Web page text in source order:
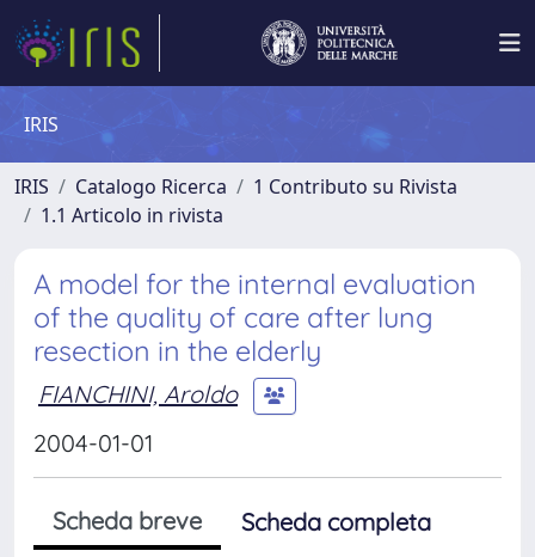
IRIS
IRIS Catalogo Ricerca
1 Contributo su Rivista
1.1 Articolo in rivista
A model for the internal evaluation
of the quality of care after lung
resection in the elderly
FIANCHINI, Aroldo
2004-01-01
Scheda breve
Scheda completa